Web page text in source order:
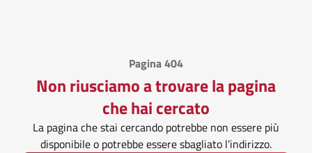
Pagina 404
Non riusciamo a trovare la pagina
che hai cercato
La pagina che stai cercando potrebbe non essere più
disponibile o potrebbe essere sbagliato l’indirizzo.